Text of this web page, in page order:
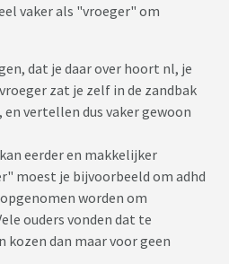
vaker als "vroeger" om
dat je daar over hoort nl, je
zat je zelf in de zandbak
en vertellen dus vaker gewoon
eerder en makkelijker
moest je bijvoorbeeld om adhd
worden om
ouders vonden dat te
kozen dan maar voor geen